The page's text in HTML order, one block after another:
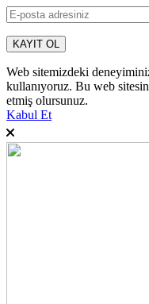
Web sitemizdeki
kullanıyoruz. Bu web
etmiş olursunuz.
Kabul Et